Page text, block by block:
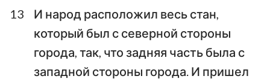
13
И народ расположил весь стан,
который был с северной стороны
города, так, что задняя часть была с
западной стороны города. И пришел